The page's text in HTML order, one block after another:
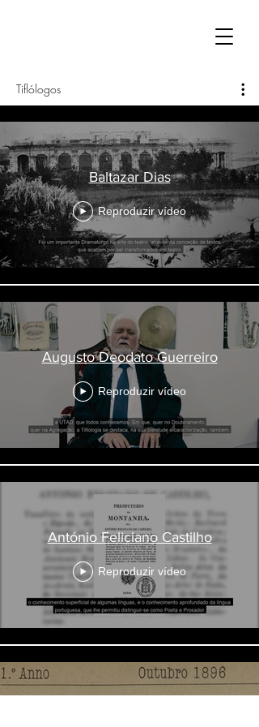
Tiflólogos
Baltazar Dias
Reproduzir vídeo
Augusto Deodato Guerreiro
Reproduzir vídeo
António Feliciano Castilho
Reproduzir vídeo